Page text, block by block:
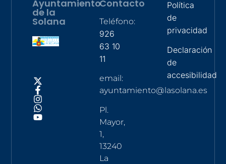
Ayuntamiento
de la
Solana
Contacto
Teléfono:
926
63 10
11
email:
ayuntamiento@lasolana.es
Pl.
Mayor,
1,
13240
La
Política
de
privacidad
Declaración
de
accesibilidad